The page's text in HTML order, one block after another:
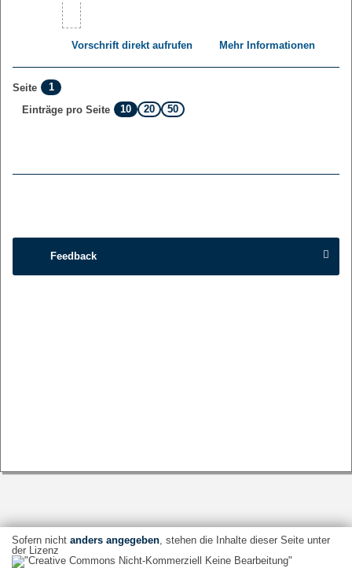
Vorschrift direkt aufrufen Mehr Informationen
Seite
1
Einträge pro Seite
10 20 50
Feedback
Sofern nicht anders angegeben, stehen die Inhalte dieser Seite unter
der Lizenz